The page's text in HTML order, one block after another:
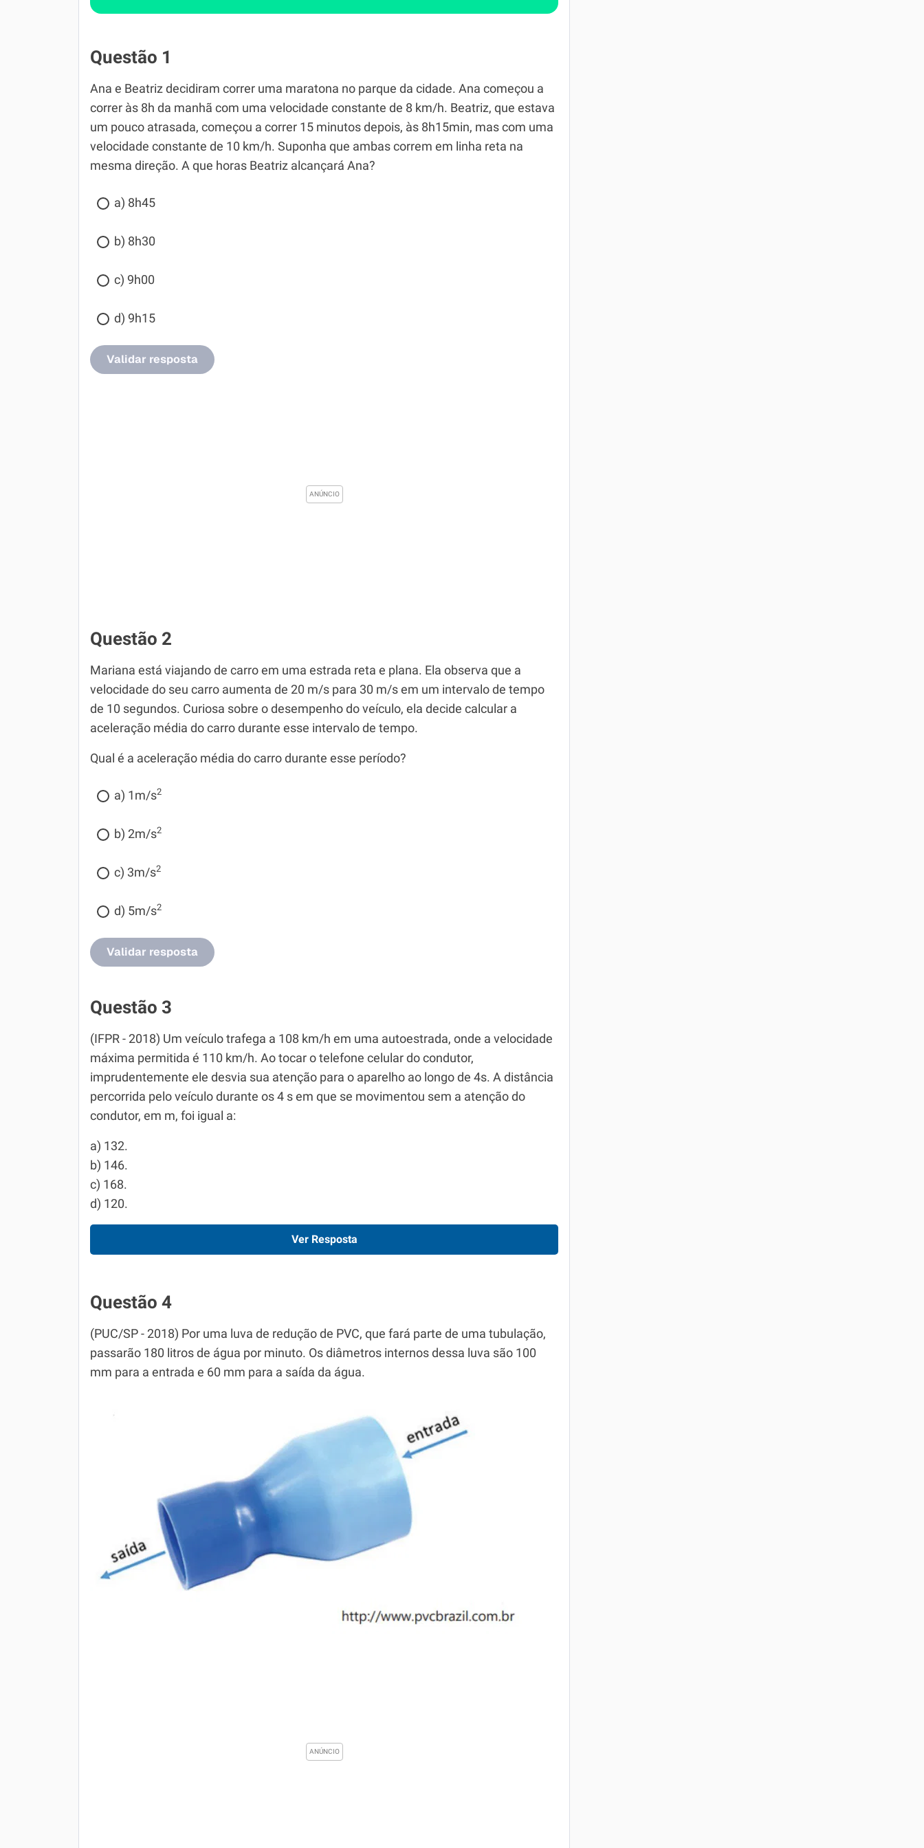
Questão 1
Ana e Beatriz decidiram correr uma maratona no parque da cidade. Ana começou a
correr às 8h da manhã com uma velocidade constante de 8 km/h. Beatriz, que estava
um pouco atrasada, começou a correr 15 minutos depois, às 8h15min, mas com uma
velocidade constante de 10 km/h. Suponha que ambas correm em linha reta na
mesma direção. A que horas Beatriz alcançará Ana?
a) 8h45
b) 8h30
c) 9h00
d) 9h15
Validar resposta
Questão 2
Mariana está viajando de carro em uma estrada reta e plana. Ela observa que a
velocidade do seu carro aumenta de 20 m/s para 30 m/s em um intervalo de tempo
de 10 segundos. Curiosa sobre o desempenho do veículo, ela decide calcular a
aceleração média do carro durante esse intervalo de tempo.
Qual é a aceleração média do carro durante esse período?
a) 1m/s2
b) 2m/s2
c) 3m/s2
d) 5m/s2
Validar resposta
Questão 3
(IFPR - 2018) Um veículo trafega a 108 km/h em uma autoestrada, onde a velocidade
máxima permitida é 110 km/h. Ao tocar o telefone celular do condutor,
imprudentemente ele desvia sua atenção para o aparelho ao longo de 4s. A distância
percorrida pelo veículo durante os 4 s em que se movimentou sem a atenção do
condutor, em m, foi igual a:
a) 132.
b) 146.
c) 168.
d) 120.
Ver Resposta
Questão 4
(PUC/SP - 2018) Por uma luva de redução de PVC, que fará parte de uma tubulação,
passarão 180 litros de água por minuto. Os diâmetros internos dessa luva são 100
mm para a entrada e 60 mm para a saída da água.